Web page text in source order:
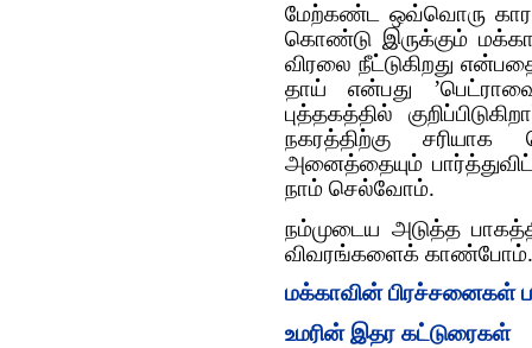
மேற்கண்ட ஒவ்வொரு
கொண்டு இருக்கும்
விரலை நீட்டுகிறது
தாய் என்பது
புத்தகத்தில்
நகரத்திற்கு சரியாக
அனைத்தையும்
நாம் செல்வோம்.
நம்முடைய அடுத்த
விவரங்களைக் காண்போம்.
மக்காவின் பிரச்சனைகள்
உமரின் இதர கட்டுரைகள்